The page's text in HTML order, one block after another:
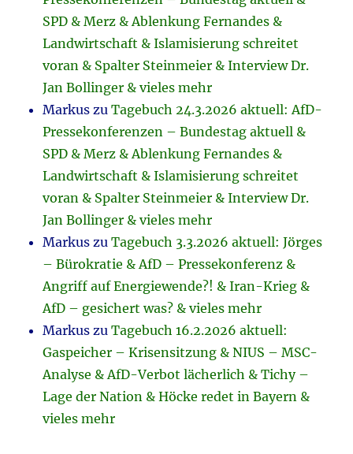
SPD & Merz & Ablenkung Fernandes &
Landwirtschaft & Islamisierung schreitet
voran & Spalter Steinmeier & Interview Dr.
Jan Bollinger & vieles mehr
Markus zuTagebuch 24.3.2026 aktuell: AfD-
Pressekonferenzen – Bundestag aktuell &
SPD & Merz & Ablenkung Fernandes &
Landwirtschaft & Islamisierung schreitet
voran & Spalter Steinmeier & Interview Dr.
Jan Bollinger & vieles mehr
Markus zuTagebuch 3.3.2026 aktuell: Jörges
– Bürokratie & AfD – Pressekonferenz &
Angriff auf Energiewende?! & Iran-Krieg &
AfD – gesichert was? & vieles mehr
Markus zuTagebuch 16.2.2026 aktuell:
Gaspeicher – Krisensitzung & NIUS – MSC-
Analyse & AfD-Verbot lächerlich & Tichy –
Lage der Nation & Höcke redet in Bayern &
vieles mehr